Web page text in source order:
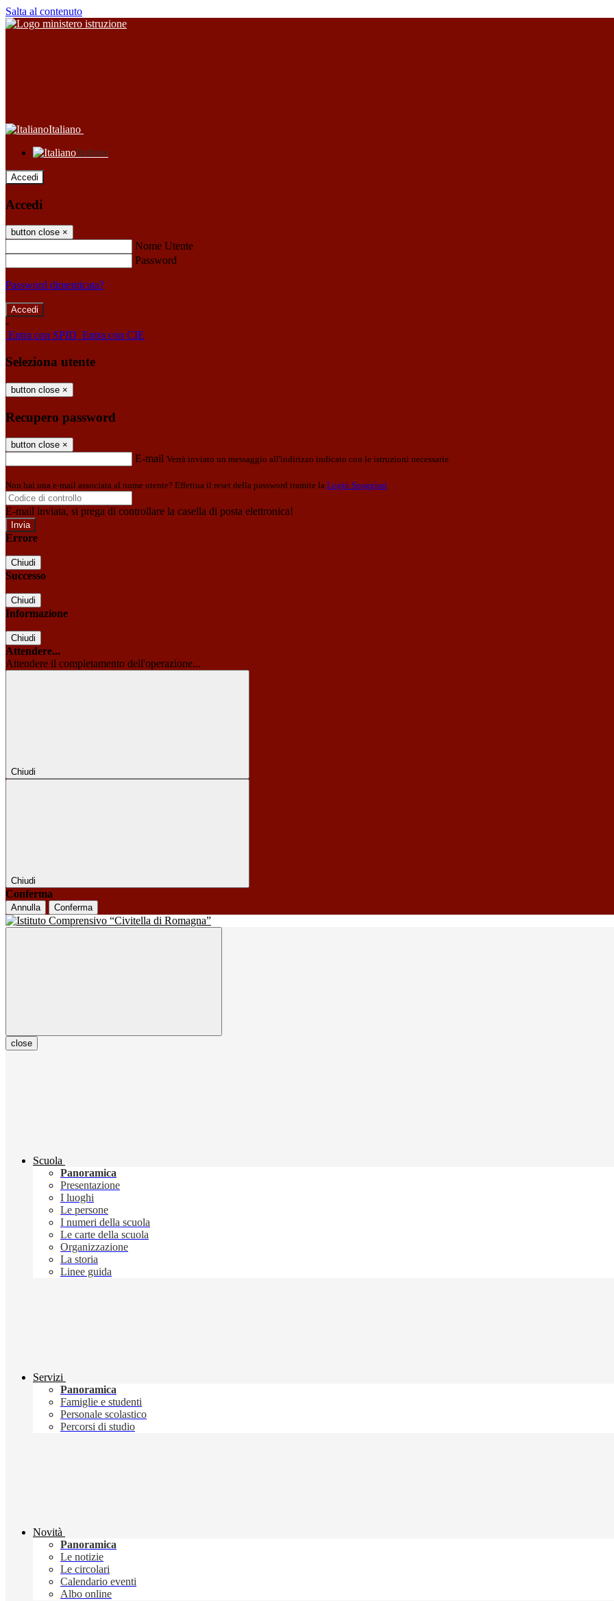
Salta al contenuto
Italiano
Italiano
Accedi
Accedi
button close ×
Nome Utente
Password
Password dimenticata?
-
Entra con SPID Entra con CIE
Seleziona utente
button close ×
Recupero password
button close ×
E-mail Verrà inviato un messaggio all'indirizzo indicato con le istruzioni necessarie.
Non hai una e-mail associata al nome utente? Effettua il reset della password tramite la Login Spaggiari
E-mail inviata, si prega di controllare la casella di posta elettronica!
Errore
Chiudi
Successo
Chiudi
Informazione
Chiudi
Attendere...
Attendere il completamento dell'operazione...
Chiudi
Chiudi
Conferma
Annulla Conferma
close
Scuola
Panoramica
Presentazione
I luoghi
Le persone
I numeri della scuola
Le carte della scuola
Organizzazione
La storia
Linee guida
Servizi
Panoramica
Famiglie e studenti
Personale scolastico
Percorsi di studio
Novità
Panoramica
Le notizie
Le circolari
Calendario eventi
Albo online